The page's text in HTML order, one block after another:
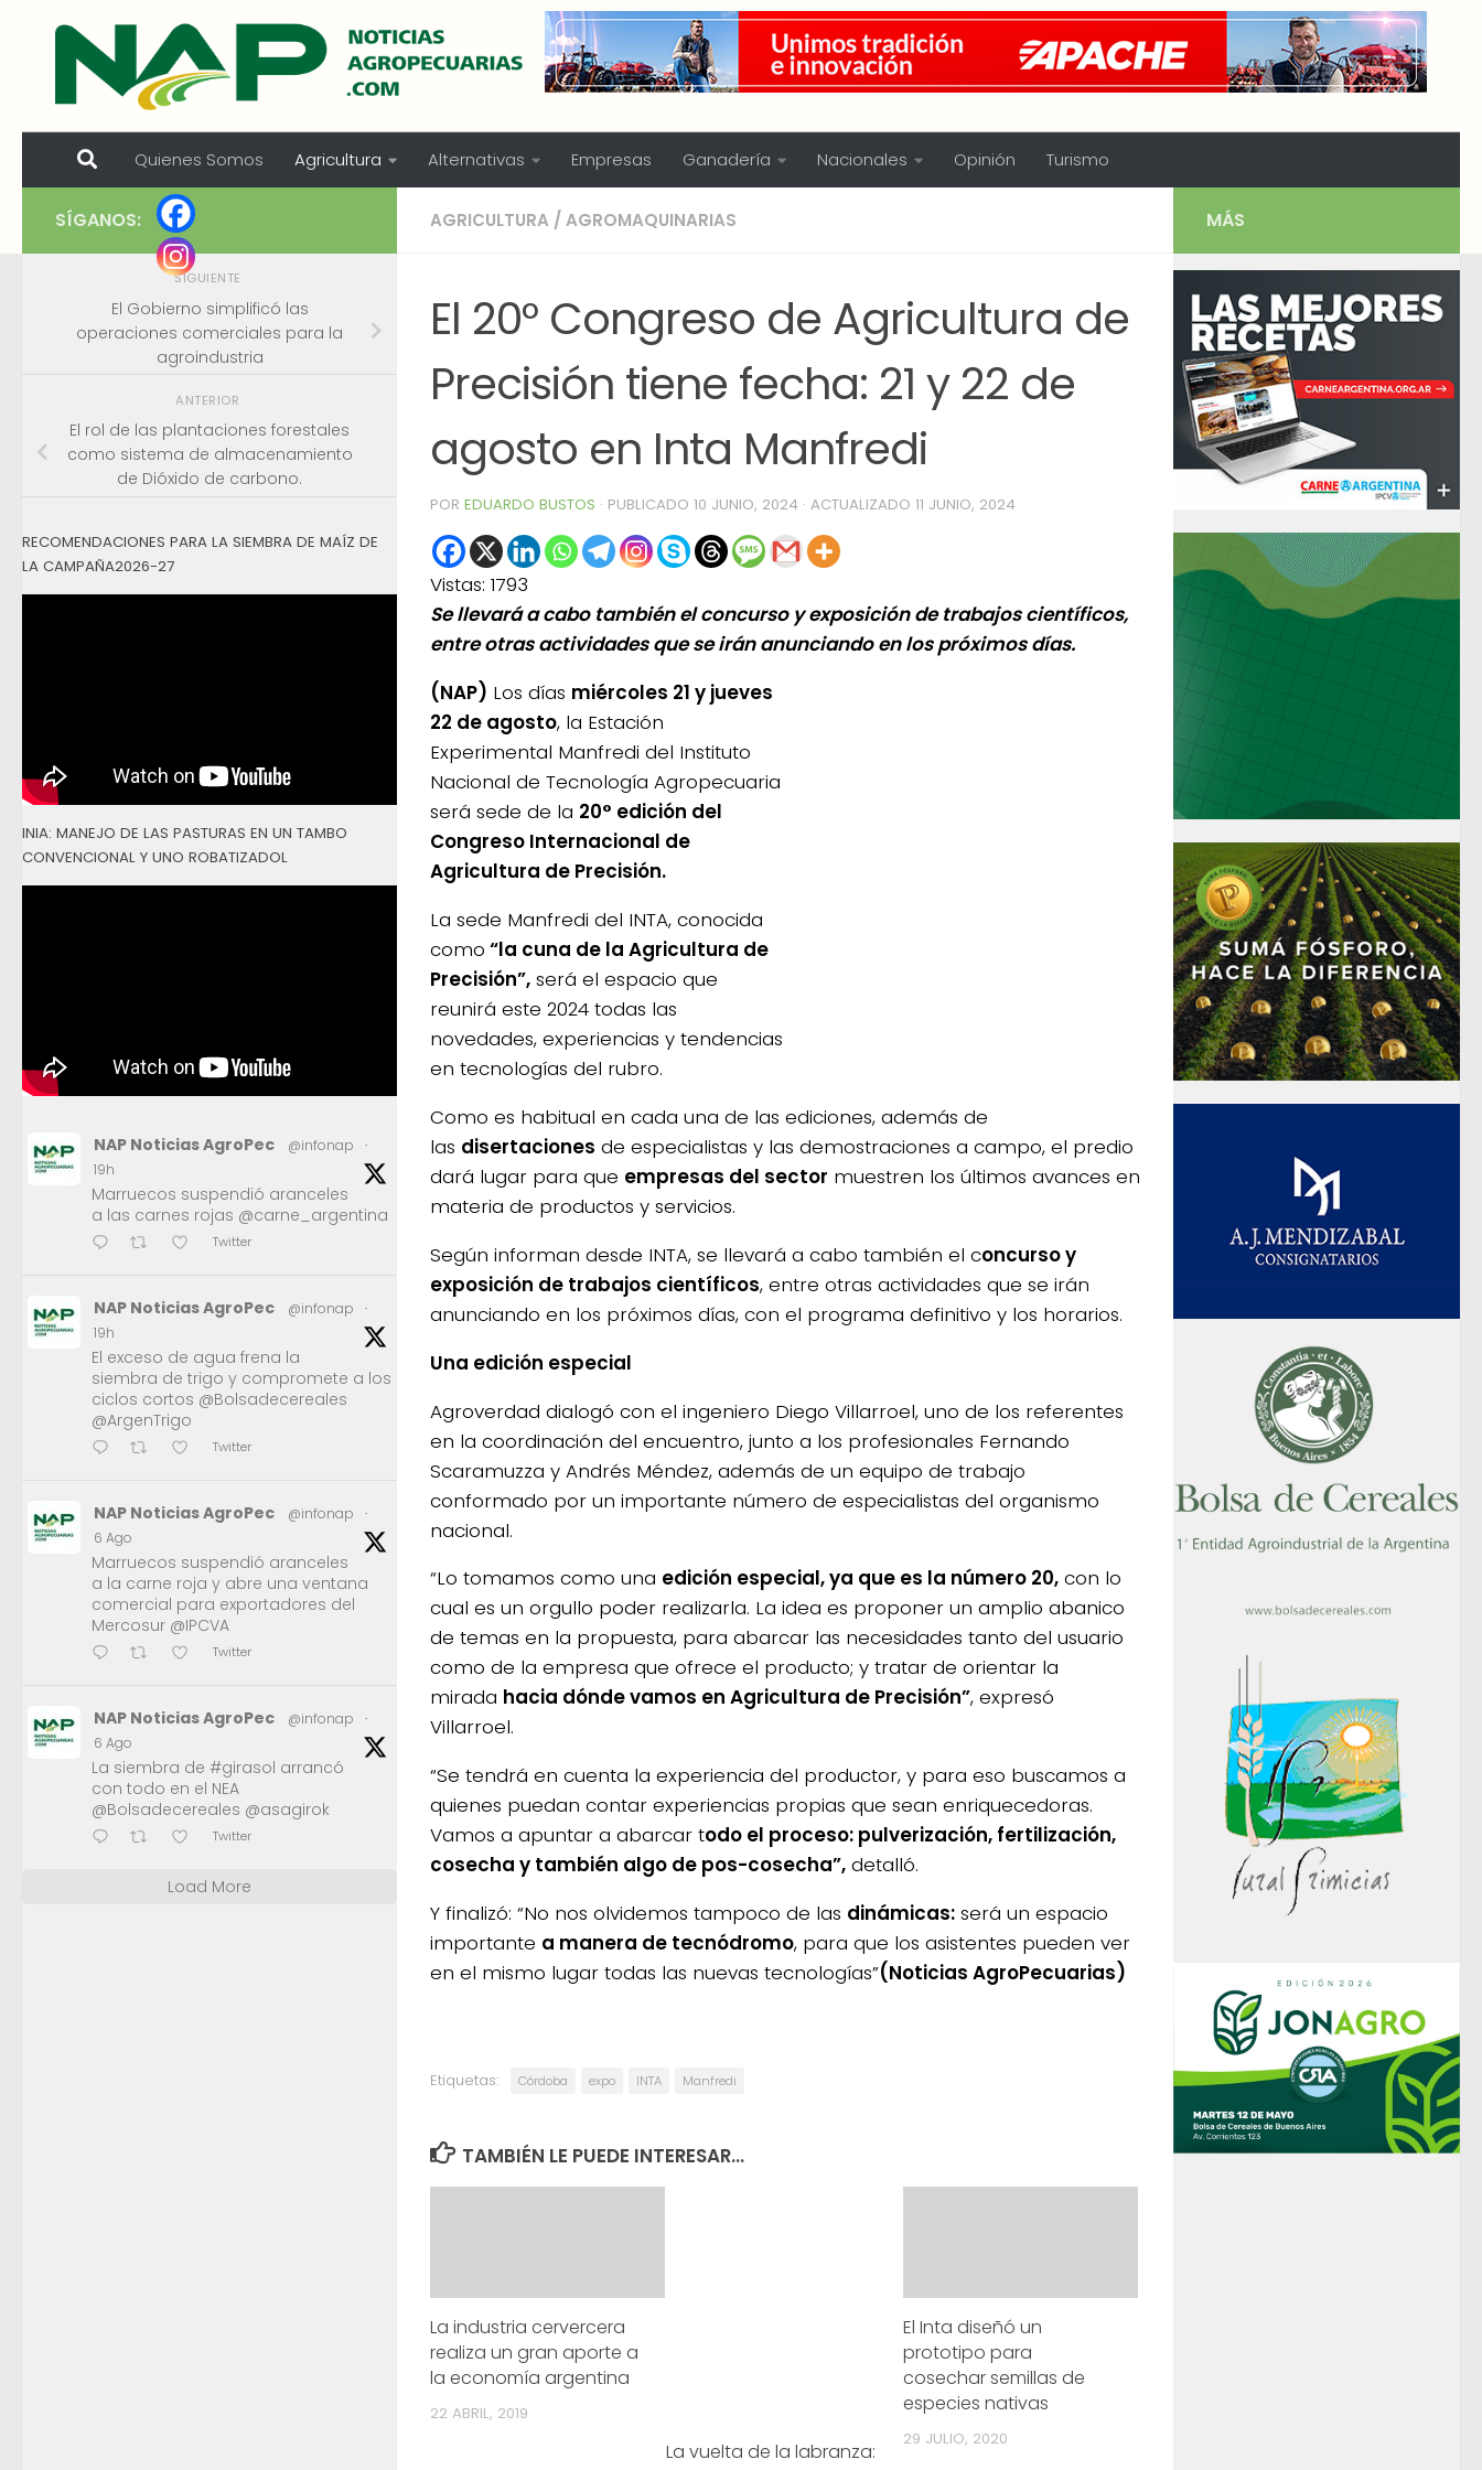
Skip to content
Quienes Somos Agricultura Alternativas Empresas Ganadería Nacionales Opinión Turismo
AGRICULTURA / AGROMAQUINARIAS
El 20° Congreso de Agricultura de
Precisión tiene fecha: 21 y 22 de
agosto en Inta Manfredi
POR EDUARDO BUSTOS · PUBLICADO 10 JUNIO, 2024 · ACTUALIZADO 11 JUNIO, 2024
Vistas: 1793
Se llevará a cabo también el concurso y exposición de trabajos científicos,
entre otras actividades que se irán anunciando en los próximos días.
(NAP) Los días miércoles 21 y jueves
22 de agosto, la Estación
Experimental Manfredi del Instituto
Nacional de Tecnología Agropecuaria
será sede de la 20° edición del
Congreso Internacional de
Agricultura de Precisión.
La sede Manfredi del INTA, conocida
como “la cuna de la Agricultura de
Precisión”, será el espacio que
reunirá este 2024 todas las
novedades, experiencias y tendencias
en tecnologías del rubro.
Como es habitual en cada una de las ediciones, además de
las disertaciones de especialistas y las demostraciones a campo, el predio
dará lugar para que empresas del sector muestren los últimos avances en
materia de productos y servicios.
Según informan desde INTA, se llevará a cabo también el concurso y
exposición de trabajos científicos, entre otras actividades que se irán
anunciando en los próximos días, con el programa definitivo y los horarios.
Una edición especial
Agroverdad dialogó con el ingeniero Diego Villarroel, uno de los referentes
en la coordinación del encuentro, junto a los profesionales Fernando
Scaramuzza y Andrés Méndez, además de un equipo de trabajo
conformado por un importante número de especialistas del organismo
nacional.
“Lo tomamos como una edición especial, ya que es la número 20, con lo
cual es un orgullo poder realizarla. La idea es proponer un amplio abanico
de temas en la propuesta, para abarcar las necesidades tanto del usuario
como de la empresa que ofrece el producto; y tratar de orientar la
mirada hacia dónde vamos en Agricultura de Precisión”, expresó
Villarroel.
“Se tendrá en cuenta la experiencia del productor, y para eso buscamos a
quienes puedan contar experiencias propias que sean enriquecedoras.
Vamos a apuntar a abarcar todo el proceso: pulverización, fertilización,
cosecha y también algo de pos-cosecha”, detalló.
Y finalizó: “No nos olvidemos tampoco de las dinámicas: será un espacio
importante a manera de tecnódromo, para que los asistentes pueden ver
en el mismo lugar todas las nuevas tecnologías”(Noticias AgroPecuarias)
Etiquetas: Córdoba expo INTA Manfredi
TAMBIÉN LE PUEDE INTERESAR...
La industria cervercera
realiza un gran aporte a
la economía argentina
22 ABRIL, 2019
La vuelta de la labranza:
El Inta diseñó un
prototipo para
cosechar semillas de
especies nativas
29 JULIO, 2020
SÍGANOS:
SIGUIENTE
El Gobierno simplificó las
operaciones comerciales para la
agroindustria
ANTERIOR
El rol de las plantaciones forestales
como sistema de almacenamiento
de Dióxido de carbono.
RECOMENDACIONES PARA LA SIEMBRA DE MAÍZ DE
LA CAMPAÑA2026-27
INIA: MANEJO DE LAS PASTURAS EN UN TAMBO
CONVENCIONAL Y UNO ROBATIZADOL
NAP Noticias AgroPec @infonap
·
19h
Marruecos suspendió aranceles
a las carnes rojas @carne_argentina
Twitter
NAP Noticias AgroPec @infonap
·
19h
El exceso de agua frena la
siembra de trigo y compromete a los
ciclos cortos @Bolsadecereales
@ArgenTrigo
Twitter
NAP Noticias AgroPec @infonap
·
6 Ago
Marruecos suspendió aranceles
a la carne roja y abre una ventana
comercial para exportadores del
Mercosur @IPCVA
Twitter
NAP Noticias AgroPec @infonap
·
6 Ago
La siembra de #girasol arrancó
con todo en el NEA
@Bolsadecereales @asagirok
Twitter
Load More
MÁS